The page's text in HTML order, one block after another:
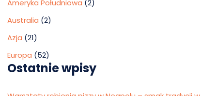
Ameryka Południowa (2)
Australia (2)
Azja (21)
Europa (52)
Ostatnie wpisy